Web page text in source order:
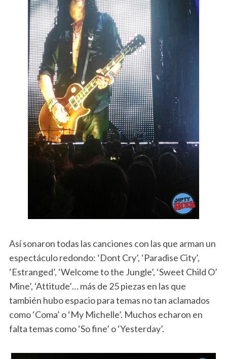
Así sonaron todas las canciones con las que arman un
espectáculo redondo: ‘Dont Cry’, ‘Paradise City’,
‘Estranged’, ‘Welcome to the Jungle’, ‘Sweet Child O’
Mine’, ‘Attitude’… más de 25 piezas en las que
también hubo espacio para temas no tan aclamados
como ‘Coma’ o ‘My Michelle’. Muchos echaron en
falta temas como ‘So fine’ o ‘Yesterday’.